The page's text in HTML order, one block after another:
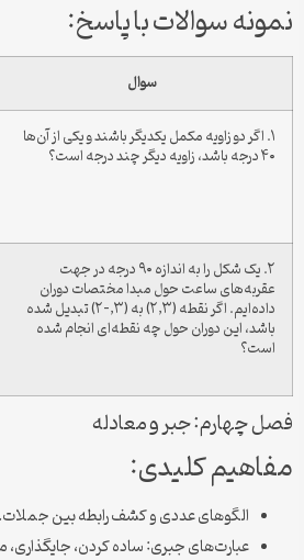
نمونه سوالات با پاسخ:
سوال
۱. اگر دو زاویه مکمل یکدیگر باشند و یکی از آن‌ها
۴۰ درجه باشد، زاویه دیگر چند درجه است؟
۲. یک شکل را به اندازه ۹۰ درجه در جهت
عقربه‌های ساعت حول مبدا مختصات دوران
داده‌ایم. اگر نقطه (۲,۳) به (۳,-۲) تبدیل شده
باشد، این دوران حول چه نقطه‌ای انجام شده
است؟
فصل چهارم: جبر و معادله
مفاهیم کلیدی:
الگوهای عددی و کشف رابطه بین جملات.
عبارت‌های جبری: ساده کردن،